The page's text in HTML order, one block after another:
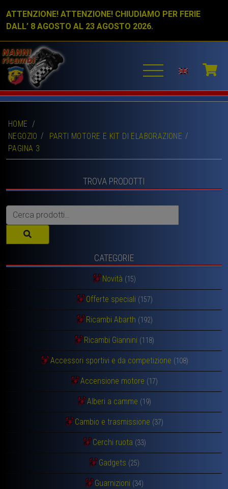
ATTENZIONE! ATTENZIONE! CHIUDIAMO PER FERIE
DALL’ 8 AGOSTO AL 23 AGOSTO 2026.
HOME /
NEGOZIO
PARTI MOTORE E KIT DI ELABORAZIONE
PAGINA 3
TROVA PRODOTTI
Cerca:
CATEGORIE
Novità (15)
Offerte speciali (157)
Ricambi Abarth (192)
Ricambi Giannini (118)
Accessori sportivi e da competizione (108)
Accensione motore (17)
Alberi a camme (19)
Cambio e trasmissione (37)
Cerchi ruota (33)
Gadgets (25)
Guarnizioni (34)